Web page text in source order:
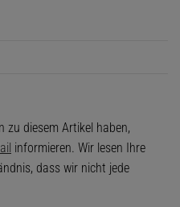
zu diesem Artikel haben,
informieren. Wir lesen Ihre
dass wir nicht jede